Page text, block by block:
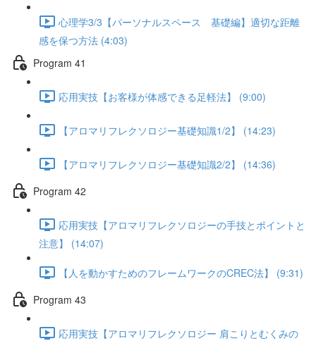
心理学3/3【パーソナルスペース 基礎編】適切な距離
感を保つ方法 (4:03)
Program 41
応用実技【お客様が体感できる足軽法】 (9:00)
【アロマリフレクソロジー基礎知識1/2】 (14:23)
【アロマリフレクソロジー基礎知識2/2】 (14:36)
Program 42
応用実技【アロマリフレクソロジーの手技とポイントと
注意】 (14:07)
【人を動かすためのフレームワークのCREC法】 (9:31)
Program 43
応用実技【アロマリフレクソロジー 肩こりとむくみの